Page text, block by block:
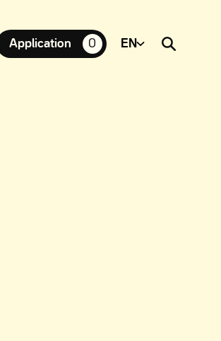
Application
suosikkiasuntoja,
0